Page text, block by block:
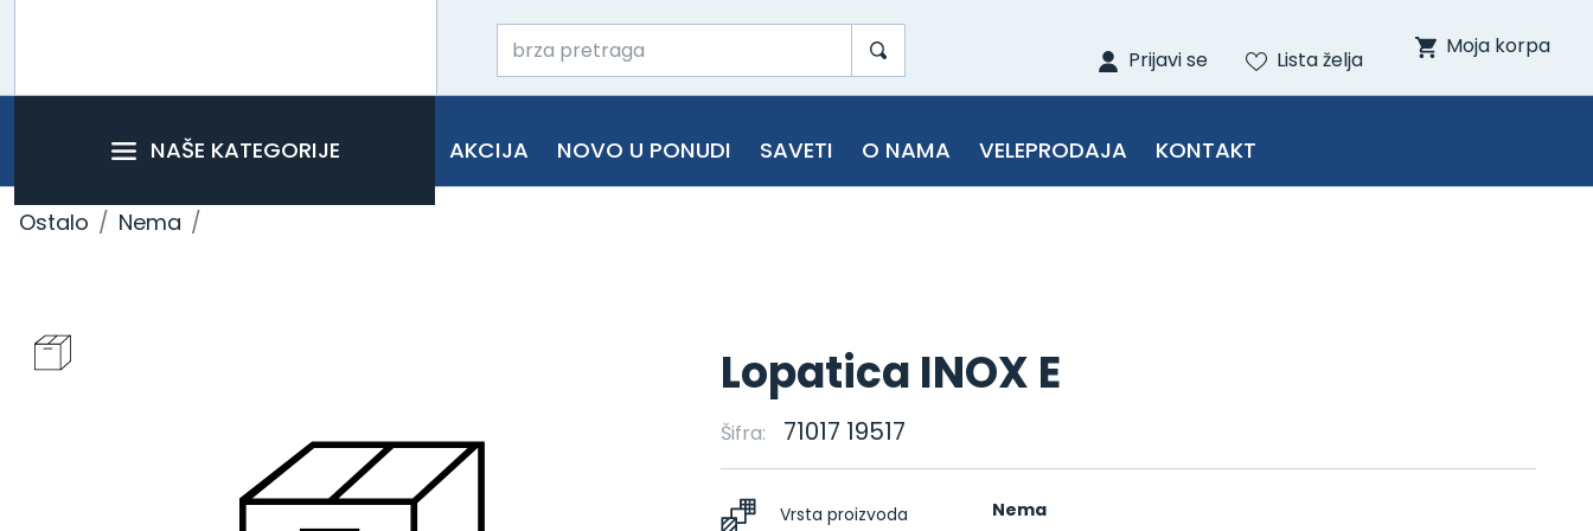
Prijavi se Lista želja
Moja korpa
NAŠE KATEGORIJE AKCIJA NOVO U PONUDI SAVETI O NAMA VELEPRODAJA KONTAKT
Ostalo Nema
Lopatica INOX E
Šifra: 71017 19517
Vrsta proizvoda Nema